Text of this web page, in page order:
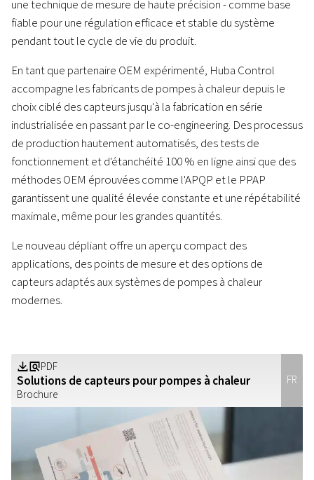
une technique de mesure de haute précision - comme base
fiable pour une régulation efficace et stable du système
pendant tout le cycle de vie du produit.
En tant que partenaire OEM expérimenté, Huba Control
accompagne les fabricants de pompes à chaleur depuis le
choix ciblé des capteurs jusqu'à la fabrication en série
industrialisée en passant par le co-engineering. Des processus
de production hautement automatisés, des tests de
fonctionnement et d'étanchéité 100 % en ligne ainsi que des
méthodes OEM éprouvées comme l'APQP et le PPAP
garantissent une qualité élevée constante et une répétabilité
maximale, même pour les grandes quantités.
Le nouveau dépliant offre un aperçu compact des
applications, des points de mesure et des options de
capteurs adaptés aux systèmes de pompes à chaleur
modernes.
FR
Solutions de capteurs pour pompes à chaleur
Brochure
Z aPDF